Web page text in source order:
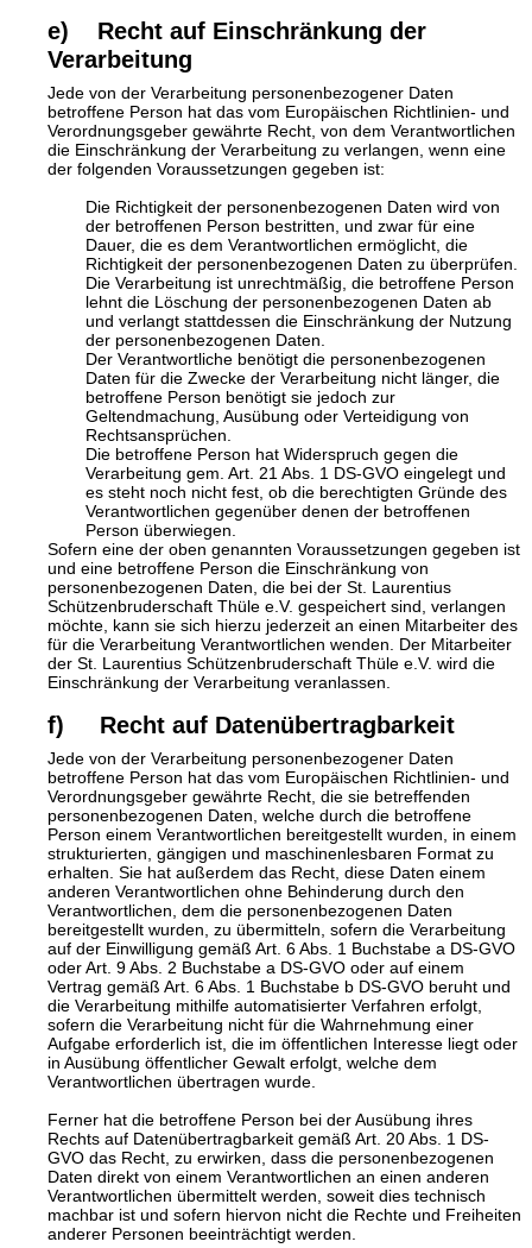
e) Recht auf Einschränkung der
Verarbeitung
Jede von der Verarbeitung personenbezogener Daten
betroffene Person hat das vom Europäischen Richtlinien- und
Verordnungsgeber gewährte Recht, von dem Verantwortlichen
die Einschränkung der Verarbeitung zu verlangen, wenn eine
der folgenden Voraussetzungen gegeben ist:
Die Richtigkeit der personenbezogenen Daten wird von
der betroffenen Person bestritten, und zwar für eine
Dauer, die es dem Verantwortlichen ermöglicht, die
Richtigkeit der personenbezogenen Daten zu überprüfen.
Die Verarbeitung ist unrechtmäßig, die betroffene Person
lehnt die Löschung der personenbezogenen Daten ab
und verlangt stattdessen die Einschränkung der Nutzung
der personenbezogenen Daten.
Der Verantwortliche benötigt die personenbezogenen
Daten für die Zwecke der Verarbeitung nicht länger, die
betroffene Person benötigt sie jedoch zur
Geltendmachung, Ausübung oder Verteidigung von
Rechtsansprüchen.
Die betroffene Person hat Widerspruch gegen die
Verarbeitung gem. Art. 21 Abs. 1 DS-GVO eingelegt und
es steht noch nicht fest, ob die berechtigten Gründe des
Verantwortlichen gegenüber denen der betroffenen
Person überwiegen.
Sofern eine der oben genannten Voraussetzungen gegeben ist
und eine betroffene Person die Einschränkung von
personenbezogenen Daten, die bei der St. Laurentius
Schützenbruderschaft Thüle e.V. gespeichert sind, verlangen
möchte, kann sie sich hierzu jederzeit an einen Mitarbeiter des
für die Verarbeitung Verantwortlichen wenden. Der Mitarbeiter
der St. Laurentius Schützenbruderschaft Thüle e.V. wird die
Einschränkung der Verarbeitung veranlassen.
f) Recht auf Datenübertragbarkeit
Jede von der Verarbeitung personenbezogener Daten
betroffene Person hat das vom Europäischen Richtlinien- und
Verordnungsgeber gewährte Recht, die sie betreffenden
personenbezogenen Daten, welche durch die betroffene
Person einem Verantwortlichen bereitgestellt wurden, in einem
strukturierten, gängigen und maschinenlesbaren Format zu
erhalten. Sie hat außerdem das Recht, diese Daten einem
anderen Verantwortlichen ohne Behinderung durch den
Verantwortlichen, dem die personenbezogenen Daten
bereitgestellt wurden, zu übermitteln, sofern die Verarbeitung
auf der Einwilligung gemäß Art. 6 Abs. 1 Buchstabe a DS-GVO
oder Art. 9 Abs. 2 Buchstabe a DS-GVO oder auf einem
Vertrag gemäß Art. 6 Abs. 1 Buchstabe b DS-GVO beruht und
die Verarbeitung mithilfe automatisierter Verfahren erfolgt,
sofern die Verarbeitung nicht für die Wahrnehmung einer
Aufgabe erforderlich ist, die im öffentlichen Interesse liegt oder
in Ausübung öffentlicher Gewalt erfolgt, welche dem
Verantwortlichen übertragen wurde.
Ferner hat die betroffene Person bei der Ausübung ihres
Rechts auf Datenübertragbarkeit gemäß Art. 20 Abs. 1 DS-
GVO das Recht, zu erwirken, dass die personenbezogenen
Daten direkt von einem Verantwortlichen an einen anderen
Verantwortlichen übermittelt werden, soweit dies technisch
machbar ist und sofern hiervon nicht die Rechte und Freiheiten
anderer Personen beeinträchtigt werden.